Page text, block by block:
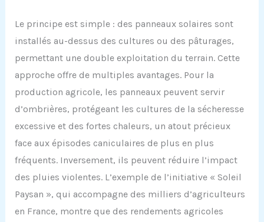
Le principe est simple : des panneaux solaires sont
installés au-dessus des cultures ou des pâturages,
permettant une double exploitation du terrain. Cette
approche offre de multiples avantages. Pour la
production agricole, les panneaux peuvent servir
d’ombrières, protégeant les cultures de la sécheresse
excessive et des fortes chaleurs, un atout précieux
face aux épisodes caniculaires de plus en plus
fréquents. Inversement, ils peuvent réduire l’impact
des pluies violentes. L’exemple de l’initiative « Soleil
Paysan », qui accompagne des milliers d’agriculteurs
en France, montre que des rendements agricoles